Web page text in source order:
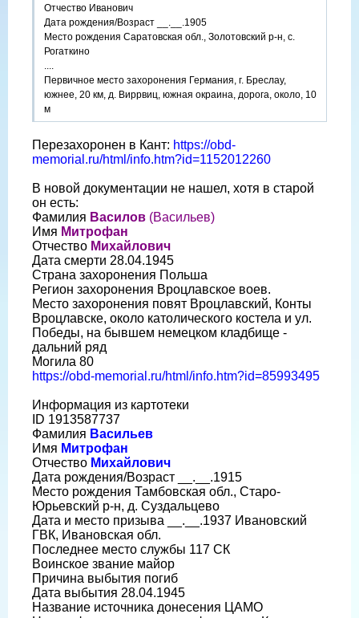
Отчество Иванович
Дата рождения/Возраст __.__.1905
Место рождения Саратовская обл., Золотовский р-н, с.
Рогаткино
....
Первичное место захоронения Германия, г. Бреслау,
южнее, 20 км, д. Виррвиц, южная окраина, дорога, около, 10
м
Перезахоронен в Кант: https://obd-
memorial.ru/html/info.htm?id=1152012260
В новой документации не нашел, хотя в старой
он есть:
Фамилия Василов (Васильев)
Имя Митрофан
Отчество Михайлович
Дата смерти 28.04.1945
Страна захоронения Польша
Регион захоронения Вроцлавское воев.
Место захоронения повят Вроцлавский, Конты
Вроцлавске, около католического костела и ул.
Победы, на бывшем немецком кладбище -
дальний ряд
Могила 80
https://obd-memorial.ru/html/info.htm?id=85993495
Информация из картотеки
ID 1913587737
Фамилия Васильев
Имя Митрофан
Отчество Михайлович
Дата рождения/Возраст __.__.1915
Место рождения Тамбовская обл., Старо-
Юрьевский р-н, д. Суздальцево
Дата и место призыва __.__.1937 Ивановский
ГВК, Ивановская обл.
Последнее место службы 117 СК
Воинское звание майор
Причина выбытия погиб
Дата выбытия 28.04.1945
Название источника донесения ЦАМО